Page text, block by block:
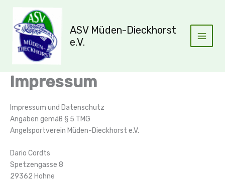
springen
ASV Müden-Dieckhorst
e.V.
Impressum
Impressum und Datenschutz
Angaben gemäß § 5 TMG
Angelsportverein Müden-Dieckhorst e.V.
Dario Cordts
Spetzengasse 8
29362 Hohne